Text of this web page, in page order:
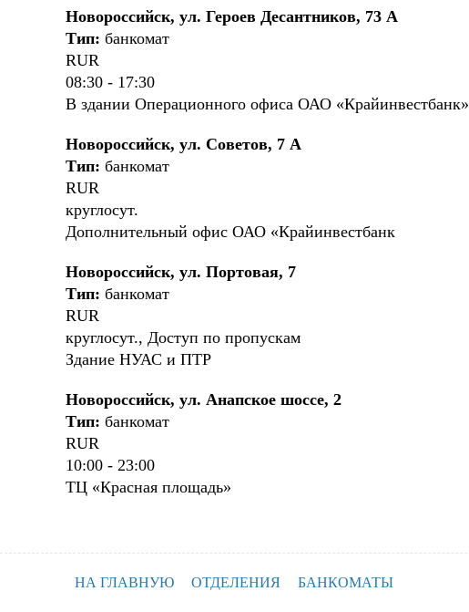
Новороссийск, ул. Героев Десантников, 73 А
Тип: банкомат
RUR
08:30 - 17:30
В здании Операционного офиса ОАО «Крайинвестбанк»
Новороссийск, ул. Советов, 7 А
Тип: банкомат
RUR
круглосут.
Дополнительный офис ОАО «Крайинвестбанк
Новороссийск, ул. Портовая, 7
Тип: банкомат
RUR
круглосут., Доступ по пропускам
Здание НУАС и ПТР
Новороссийск, ул. Анапское шоссе, 2
Тип: банкомат
RUR
10:00 - 23:00
ТЦ «Красная площадь»
НА ГЛАВНУЮ ОТДЕЛЕНИЯ БАНКОМАТЫ